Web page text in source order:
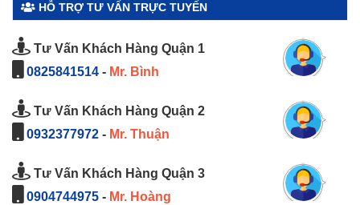
HỖ TRỢ TƯ VẤN TRỰC TUYẾN
Tư Vấn Khách Hàng Quận 1
0825841514 - Mr. Bình
Tư Vấn Khách Hàng Quận 2
0932377972 - Mr. Thuận
Tư Vấn Khách Hàng Quận 3
0904744975 - Mr. Hoàng